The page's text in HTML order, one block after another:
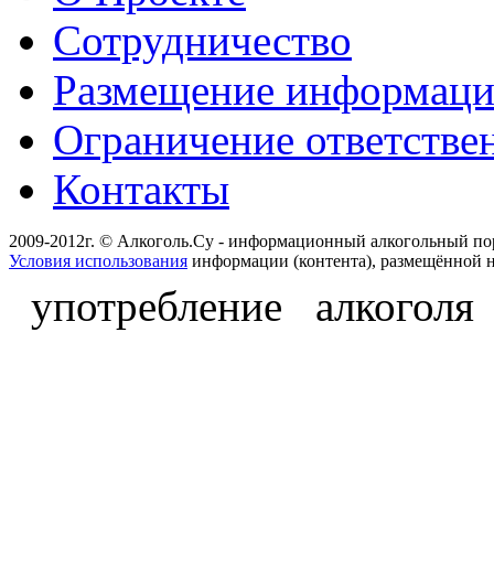
Сотрудничество
Размещение
Ограничение
Контакты
2009-2012г. © Алкоголь.Су - информационный алкогольный
Условия использования информации (контента), размещённой
употребление